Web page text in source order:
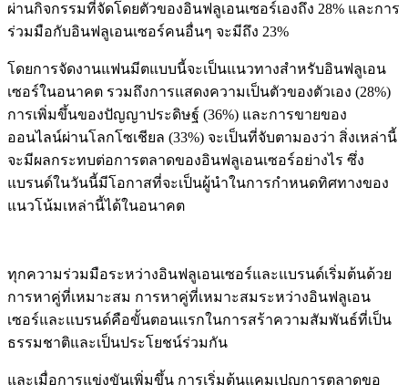
ผ่านกิจกรรมที่จัดโดยตัวของอินฟลูเอนเซอร์เองถึง 28% และการ
ร่วมมือกับอินฟลูเอนเซอร์คนอื่นๆ จะมีถึง 23%
โดยการจัดงานแฟนมีตแบบนี้จะเป็นแนวทางสำหรับอินฟลูเอน
เซอร์ในอนาคต รวมถึงการแสดงความเป็นตัวของตัวเอง (28%)
การเพิ่มขึ้นของปัญญาประดิษฐ์ (36%) และการขายของ
ออนไลน์ผ่านโลกโซเชียล (33%) จะเป็นที่จับตามองว่า สิ่งเหล่านี้
จะมีผลกระทบต่อการตลาดของอินฟลูเอนเซอร์อย่างไร ซึ่ง
แบรนด์ในวันนี้มีโอกาสที่จะเป็นผู้นำในการกำหนดทิศทางของ
แนวโน้มเหล่านี้ได้ในอนาคต
ทุกความร่วมมือระหว่างอินฟลูเอนเซอร์และแบรนด์เริ่มต้นด้วย
การหาคู่ที่เหมาะสม การหาคู่ที่เหมาะสมระหว่างอินฟลูเอน
เซอร์และแบรนด์คือขั้นตอนแรกในการสร้าความสัมพันธ์ที่เป็น
ธรรมชาติและเป็นประโยชน์ร่วมกัน
และเมื่อการแข่งขันเพิ่มขึ้น การเริ่มต้นแคมเปญการตลาดขอ